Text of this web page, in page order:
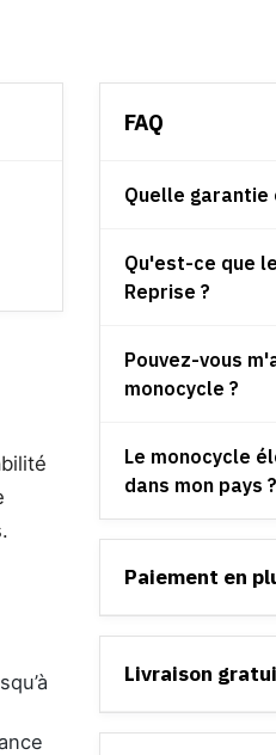
FAQ
Quelle
Qu'est-ce que
Reprise ?
Pouvez-vous
monocycle ?
Le monocycle
dans mon pays ?
Paiement en
Livraison